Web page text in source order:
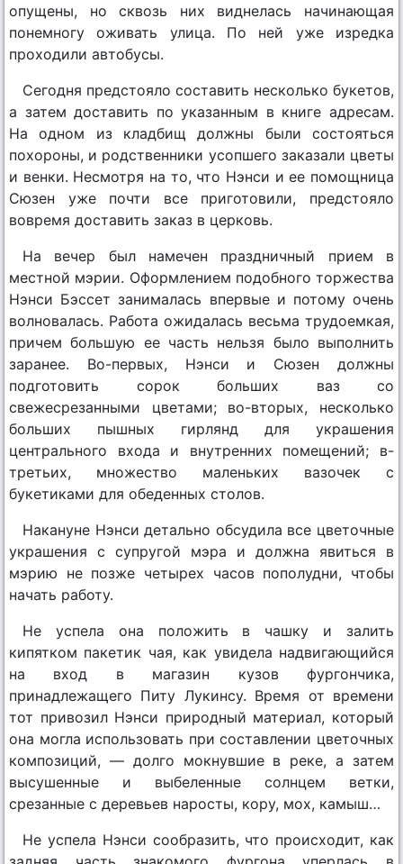
опущены, но сквозь них виднелась начинающая
понемногу оживать улица. По ней уже изредка
проходили автобусы.
Сегодня предстояло составить несколько букетов,
а затем доставить по указанным в книге адресам.
На одном из кладбищ должны были состояться
похороны, и родственники усопшего заказали цветы
и венки. Несмотря на то, что Нэнси и ее помощница
Сюзен уже почти все приготовили, предстояло
вовремя доставить заказ в церковь.
На вечер был намечен праздничный прием в
местной мэрии. Оформлением подобного торжества
Нэнси Бэссет занималась впервые и потому очень
волновалась. Работа ожидалась весьма трудоемкая,
причем большую ее часть нельзя было выполнить
заранее. Во-первых, Нэнси и Сюзен должны
подготовить сорок больших ваз со
свежесрезанными цветами; во-вторых, несколько
больших пышных гирлянд для украшения
центрального входа и внутренних помещений; в-
третьих, множество маленьких вазочек с
букетиками для обеденных столов.
Накануне Нэнси детально обсудила все цветочные
украшения с супругой мэра и должна явиться в
мэрию не позже четырех часов пополудни, чтобы
начать работу.
Не успела она положить в чашку и залить
кипятком пакетик чая, как увидела надвигающийся
на вход в магазин кузов фургончика,
принадлежащего Питу Лукинсу. Время от времени
тот привозил Нэнси природный материал, который
она могла использовать при составлении цветочных
композиций, — долго мокнувшие в реке, а затем
высушенные и выбеленные солнцем ветки,
срезанные с деревьев наросты, кору, мох, камыш…
Не успела Нэнси сообразить, что происходит, как